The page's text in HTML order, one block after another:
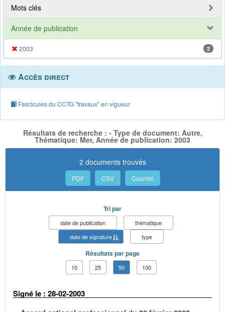
Mots clés
Année de publication
2003 2
Accès direct
Fascicules du CCTG "travaux" en vigueur
Résultats de recherche : - Type de document: Autre,
Thématique: Mer, Année de publication: 2003
2 documents trouvés
PDF CSV Courriel
Tri par
date de publication
thématique
date de signature
type
Résultats par page
10 25 50 100
Signé le : 28-02-2003